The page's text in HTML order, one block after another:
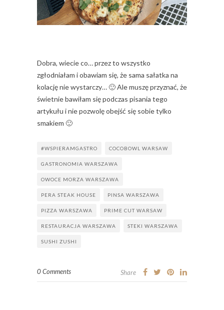
Dobra, wiecie co… przez to wszystko
zgłodniałam i obawiam się, że sama sałatka na
kolację nie wystarczy… 🙂 Ale muszę przyznać, że
świetnie bawiłam się podczas pisania tego
artykułu i nie pozwolę obejść się sobie tylko
smakiem 🙂
#WSPIERAMGASTRO COCOBOWL WARSAW
GASTRONOMIA WARSZAWA
OWOCE MORZA WARSZAWA
PERA STEAK HOUSE PINSA WARSZAWA
PIZZA WARSZAWA PRIME CUT WARSAW
RESTAURACJA WARSZAWA STEKI WARSZAWA
SUSHI ZUSHI
0 Comments Share